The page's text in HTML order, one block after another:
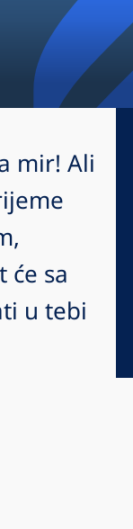
mir! Ali
će sa
u tebi